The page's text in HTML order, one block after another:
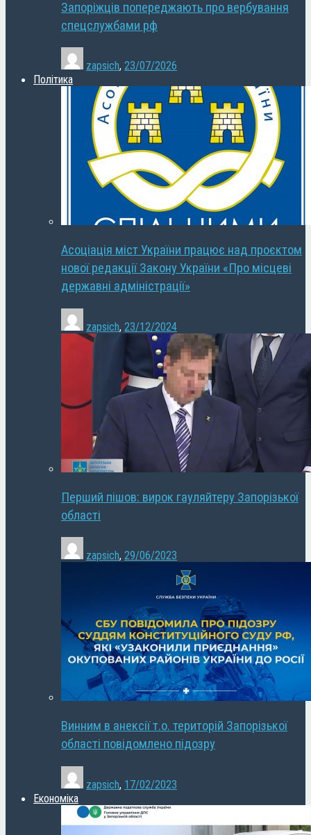
Запоріжців попереджають про вербування
спецслужбами рф
zapsich, 23/07/2026
Політика
Асоціація міст України працює над проєктом
нової редакції Закону України «Про місцеві
державні адміністрації»
zapsich, 23/12/2024
Перший пішов: вирок гауляйтеру Запорізької
області
zapsich, 29/06/2023
Винним в анексії т.о. територій Запорізької
області повідомлено підозру
zapsich, 17/02/2023
Економіка